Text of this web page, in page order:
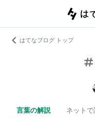
はてなブログ トップ
言葉の解説 ネットで